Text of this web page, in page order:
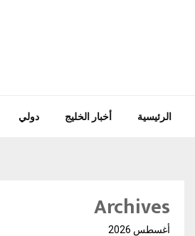
الرئيسية أخبار الخليج دولي
Archives
أغسطس 2026